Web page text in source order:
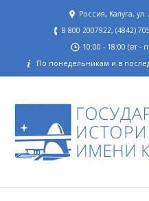
Россия, Калуга,
8 800 2007922, (4842)
10:00 - 18:00 (вт -
По понедельникам и в